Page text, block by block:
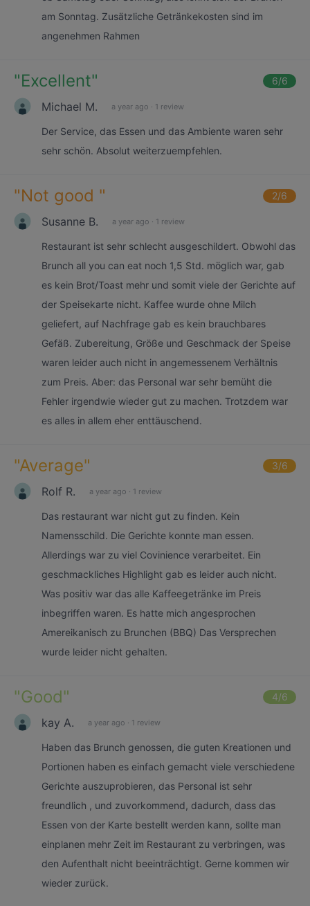
am Sonntag. Zusätzliche Getränkekosten sind im
angenehmen Rahmen
"Excellent" 6/6
Michael M. a year ago · 1 review
Der Service, das Essen und das Ambiente waren sehr
sehr schön. Absolut weiterzuempfehlen.
"Not good " 2/6
Susanne B. a year ago · 1 review
Restaurant ist sehr schlecht ausgeschildert. Obwohl das
Brunch all you can eat noch 1,5 Std. möglich war, gab
es kein Brot/Toast mehr und somit viele der Gerichte auf
der Speisekarte nicht. Kaffee wurde ohne Milch
geliefert, auf Nachfrage gab es kein brauchbares
Gefäß. Zubereitung, Größe und Geschmack der Speise
waren leider auch nicht in angemessenem Verhältnis
zum Preis. Aber: das Personal war sehr bemüht die
Fehler irgendwie wieder gut zu machen. Trotzdem war
es alles in allem eher enttäuschend.
"Average" 3/6
Rolf R. a year ago · 1 review
Das restaurant war nicht gut zu finden. Kein
Namensschild. Die Gerichte konnte man essen.
Allerdings war zu viel Covinience verarbeitet. Ein
geschmackliches Highlight gab es leider auch nicht.
Was positiv war das alle Kaffeegetränke im Preis
inbegriffen waren. Es hatte mich angesprochen
Amereikanisch zu Brunchen (BBQ) Das Versprechen
wurde leider nicht gehalten.
"Good" 4/6
kay A. a year ago · 1 review
Haben das Brunch genossen, die guten Kreationen und
Portionen haben es einfach gemacht viele verschiedene
Gerichte auszuprobieren, das Personal ist sehr
freundlich , und zuvorkommend, dadurch, dass das
Essen von der Karte bestellt werden kann, sollte man
einplanen mehr Zeit im Restaurant zu verbringen, was
den Aufenthalt nicht beeinträchtigt. Gerne kommen wir
wieder zurück.